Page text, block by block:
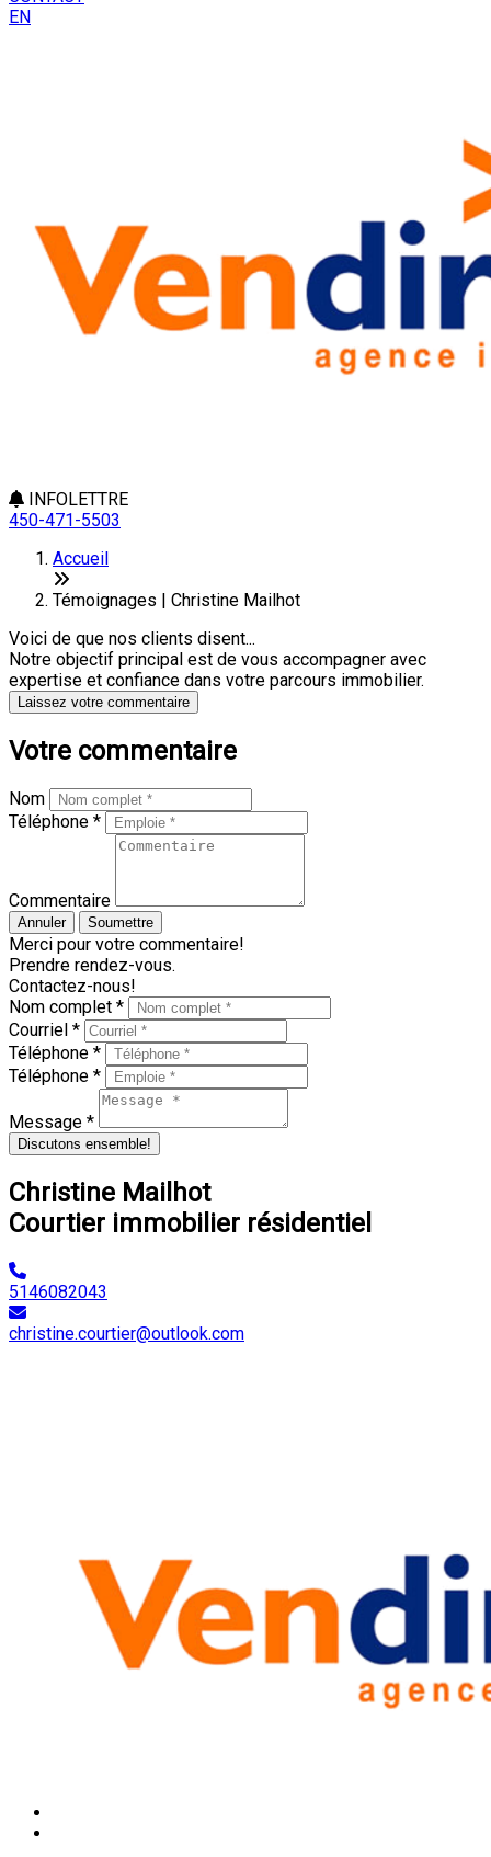
EN
INFOLETTRE
450-471-5503
Accueil
Témoignages | Christine Mailhot
Voici de que nos clients disent...
Notre objectif principal est de vous accompagner avec
expertise et confiance dans votre parcours immobilier.
Laissez votre commentaire
Votre commentaire
Nom
Téléphone *
Commentaire
Annuler Soumettre
Merci pour votre commentaire!
Prendre rendez-vous.
Contactez-nous!
Nom complet *
Courriel *
Téléphone *
Téléphone *
Message *
Discutons ensemble!
Christine Mailhot
Courtier immobilier résidentiel
5146082043
christine.courtier@outlook.com